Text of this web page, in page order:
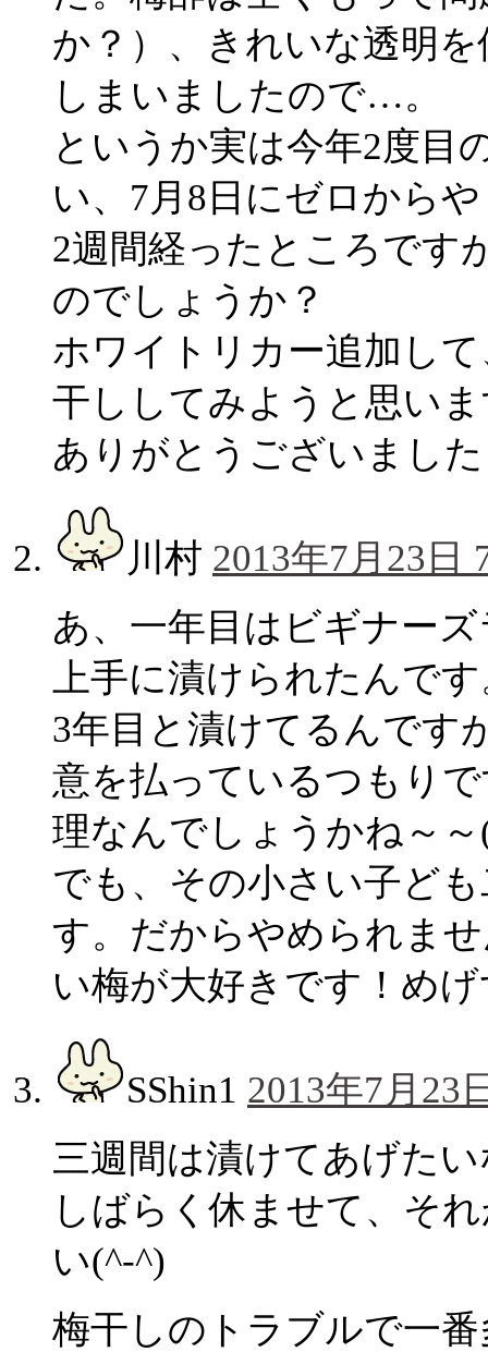
か？）、きれいな透明
しまいましたので…。
というか実は今年2度目
い、7月8日にゼロから
2週間経ったところです
のでしょうか？
ホワイトリカー追加し
干ししてみようと思い
ありがとうございまし
川村 2013年7月23日
あ、一年目はビギナー
上手に漬けられたんで
3年目と漬けてるんです
意を払っているつもり
理なんでしょうかね～～
でも、その小さい子ど
す。だからやめられま
い梅が大好きです！め
SShin1 2013年7月23
三週間は漬けてあげた
しばらく休ませて、そ
い(^-^)
梅干しのトラブルで一